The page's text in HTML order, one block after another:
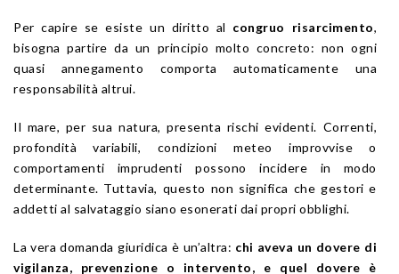
Per capire se esiste un diritto al congruo risarcimento,
bisogna partire da un principio molto concreto: non ogni
quasi annegamento comporta automaticamente una
responsabilità altrui.
Il mare, per sua natura, presenta rischi evidenti. Correnti,
profondità variabili, condizioni meteo improvvise o
comportamenti imprudenti possono incidere in modo
determinante. Tuttavia, questo non significa che gestori e
addetti al salvataggio siano esonerati dai propri obblighi.
La vera domanda giuridica è un’altra: chi aveva un dovere di
vigilanza, prevenzione o intervento, e quel dovere è